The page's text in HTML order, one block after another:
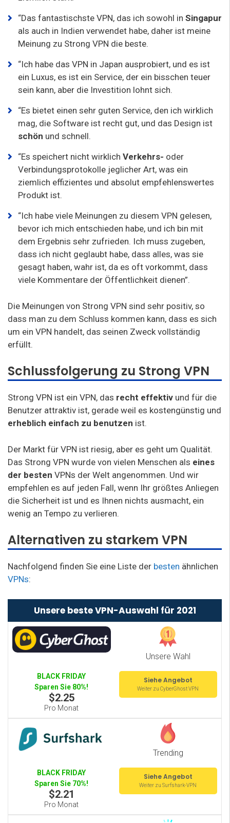
“Das fantastischste VPN, das ich sowohl in Singapur
als auch in Indien verwendet habe, daher ist meine
Meinung zu Strong VPN die beste.
“Ich habe das VPN in Japan ausprobiert, und es ist
ein Luxus, es ist ein Service, der ein bisschen teuer
sein kann, aber die Investition lohnt sich.
“Es bietet einen sehr guten Service, den ich wirklich
mag, die Software ist recht gut, und das Design ist
schön und schnell.
“Es speichert nicht wirklich Verkehrs- oder
Verbindungsprotokolle jeglicher Art, was ein
ziemlich effizientes und absolut empfehlenswertes
Produkt ist.
“Ich habe viele Meinungen zu diesem VPN gelesen,
bevor ich mich entschieden habe, und ich bin mit
dem Ergebnis sehr zufrieden. Ich muss zugeben,
dass ich nicht geglaubt habe, dass alles, was sie
gesagt haben, wahr ist, da es oft vorkommt, dass
viele Kommentare der Öffentlichkeit dienen”.
Die Meinungen von Strong VPN sind sehr positiv, so
dass man zu dem Schluss kommen kann, dass es sich
um ein VPN handelt, das seinen Zweck vollständig
erfüllt.
Schlussfolgerung zu Strong VPN
Strong VPN ist ein VPN, das recht effektiv und für die
Benutzer attraktiv ist, gerade weil es kostengünstig und
erheblich einfach zu benutzen ist.
Der Markt für VPN ist riesig, aber es geht um Qualität.
Das Strong VPN wurde von vielen Menschen als eines
der besten VPNs der Welt angenommen. Und wir
empfehlen es auf jeden Fall, wenn Ihr größtes Anliegen
die Sicherheit ist und es Ihnen nichts ausmacht, ein
wenig an Tempo zu verlieren.
Alternativen zu starkem VPN
Nachfolgend finden Sie eine Liste der besten ähnlichen
VPNs:
Unsere beste VPN-Auswahl für 2021
Unsere Wahl
BLACK FRIDAY
Sparen Sie 80%!
$2.25
Pro Monat
Siehe Angebot
Weiter zu CyberGhost VPN
Trending
BLACK FRIDAY
Sparen Sie 70%!
$2.21
Pro Monat
Siehe Angebot
Weiter zu Surfshark-VPN